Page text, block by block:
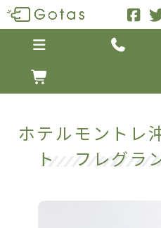
 

ホテルモントレ
ト フレグラ